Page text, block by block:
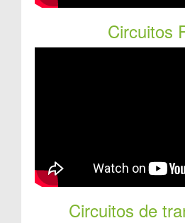
Circuitos
Circuitos de